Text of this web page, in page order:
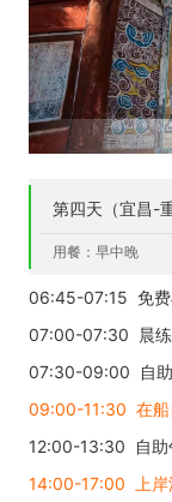
第四天（宜昌-
用餐：早中晚
06:45-07:15 免费
07:00-07:30 晨
07:30-09:00 自
09:00-11:30 在船
12:00-13:30 自助
14:00-17:00 上岸